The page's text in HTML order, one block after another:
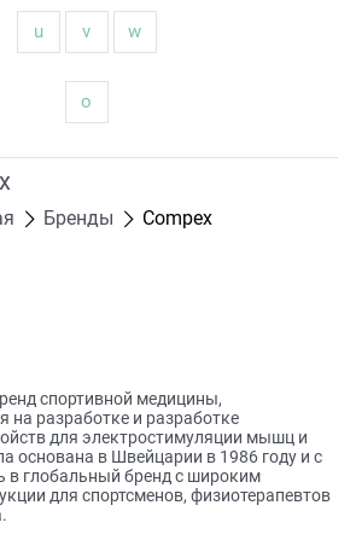
u v w
о
Бренды Compex
спортивной медицины,
на разработке и разработке
для электростимуляции мышц и
основана в Швейцарии в 1986 году и с
в глобальный бренд с широким
для спортсменов, физиотерапевтов